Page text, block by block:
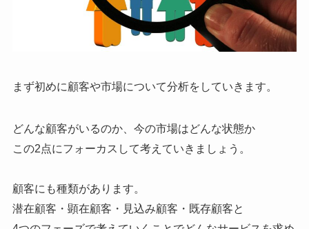
まず初めに顧客や市場について分析をしていきます。
どんな顧客がいるのか、今の市場はどんな状態か
この2点にフォーカスして考えていきましょう。
顧客にも種類があります。
潜在顧客・顕在顧客・見込み顧客・既存顧客と